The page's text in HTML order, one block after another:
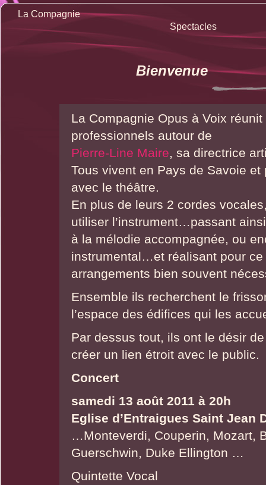
La Compagnie
Spectacles
Bienvenue
La Compagnie Opus à Voix
professionnels autour de
Pierre-Line Maire, sa directrice
Tous vivent en Pays de Savoie
avec le théâtre.
En plus de leurs 2 cordes
utiliser l’instrument…passant
à la mélodie accompagnée, ou
instrumental…et réalisant pour ce
arrangements bien souvent
Ensemble ils recherchent le
l’espace des édifices qui les
Par dessus tout, ils ont le désir
créer un lien étroit avec le public.
Concert
samedi 13 août 2011 à 20h
Eglise d’Entraigues Saint Jean
…Monteverdi, Couperin, Mozart,
Guerschwin, Duke Ellington …
Quintette Vocal